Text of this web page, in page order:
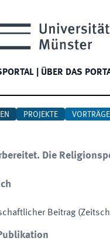
ÜBER DAS
PROJEKTE VORTRÄGE
Die
Beitrag